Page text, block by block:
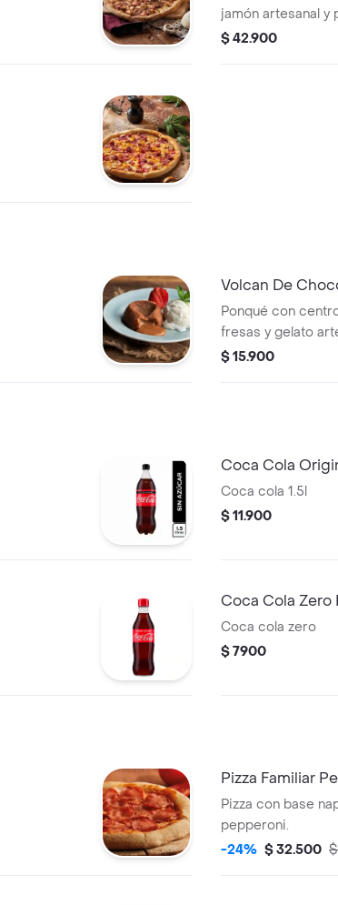
jamón artesanal y
$ 42.900
Volcan De
Ponqué con
fresas y gelato
$ 15.900
Coca Cola
Coca cola 1.5l
$ 11.900
Coca Cola Zero
Coca cola zero
$ 7900
Pizza Familiar
Pizza con base
pepperoni.
-24% $ 32.500